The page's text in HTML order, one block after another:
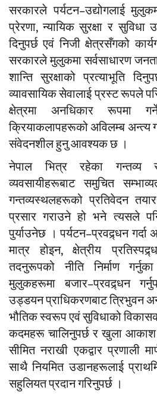
सरकारले पर्यटन–उद्योगलाई
प्रेरणा, न्यायिक सुरक्षा र सुविधा
दिनुपर्छ एवं निजी क्षेत्रसँगको
सरकारले मुलुकमा सर्वसाधारण
शान्ति सुरक्षाको प्रत्याभूति
व्यावसायिक सेवालाई प्रस्ट रूपले
क्षेत्रमा अनधिकार रूपमा
क्रियाकलापहरूको अविलम्ब अन्त्य
संवेदनशील हुनु आवश्यक छ ।
नेपाल भित्र रहेका गन्तव्य
व्यवसायीहरूबाट समुचित
गन्तव्यस्थलहरूको प्रतिवेदन
प्रसार गराउने हो भने त्यसले
पुर्याउनेछ । पर्यटन–प्रवद्र्धन गर्दा
मात्र होइन, क्षेत्रीय
तदनुरूपको नीति निर्माण
मुलुकहरूमा बजार–प्रवद्र्धन
उड्डयन प्राधिकरणबाट त्रिभुवन
भौतिक स्वरूप एवं सुविधाको
कदमहरू चालिनुपर्छ र खुला आकाश
सीमित नराखी एकद्वार प्रणाली
साथै नियमित उडानहरूलाई
सहुलियत प्रदान गरिनुपर्छ ।